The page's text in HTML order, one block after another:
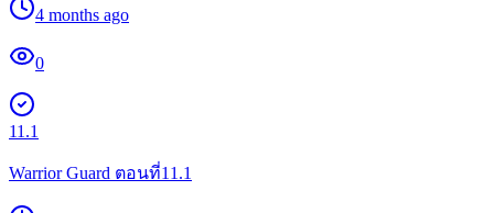
4 months ago
0
11.1
Warrior Guard ตอนที่11.1